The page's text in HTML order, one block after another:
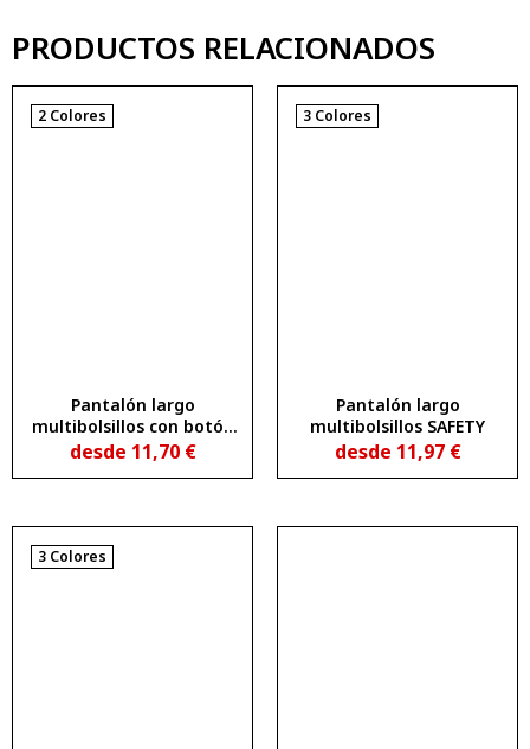
PRODUCTOS RELACIONADOS
2 Colores
Pantalón largo
multibolsillos con botón
metálico personalizado
PROTECT
desde 11,70 €
3 Colores
Pantalón largo
multibolsillos SAFETY
desde 11,97 €
3 Colores